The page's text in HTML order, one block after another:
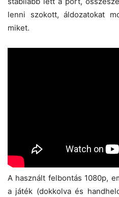
lenni szokott, áldozatokat
miket.
A használt felbontás 1080p,
a játék (dokkolva és